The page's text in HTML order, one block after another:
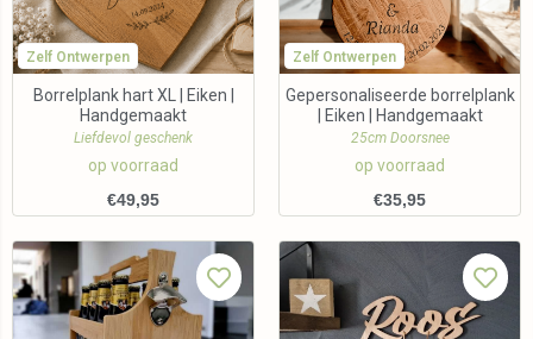
Zelf Ontwerpen
Borrelplank hart XL | Eiken |
Handgemaakt
Liefdevol geschenk
op voorraad
€49,95
Zelf Ontwerpen
Gepersonaliseerde borrelplank
| Eiken | Handgemaakt
25cm Doorsnee
op voorraad
€35,95